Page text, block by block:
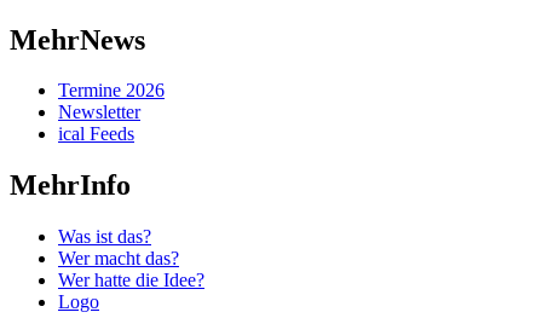
MehrNews
Termine 2026
Newsletter
ical Feeds
MehrInfo
Was ist das?
Wer macht das?
Wer hatte die Idee?
Logo